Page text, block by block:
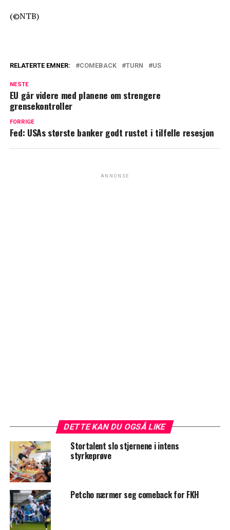
(©NTB)
RELATERTE EMNER: COMEBACK TURN US
NESTE
EU går videre med planene om strengere
grensekontroller
FORRIGE
Fed: USAs største banker godt rustet i tilfelle resesjon
ANNONSE
DETTE KAN DU OGSÅ LIKE
Stortalent slo stjernene i intens
styrkeprøve
Petcho nærmer seg comeback for FKH